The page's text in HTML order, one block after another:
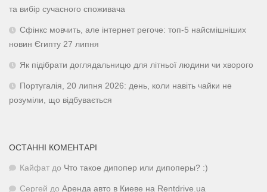
та вибір сучасного споживача
Сфінкс мовчить, але інтернет регоче: топ-5 найсмішніших
новин Єгипту 27 липня
Як підібрати доглядальницю для літньої людини чи хворого
Португалія, 20 липня 2026: день, коли навіть чайки не
розуміли, що відбувається
ОСТАННІ КОМЕНТАРІ
Кайфат до Что такое дипопер или дипоперы? :)
Сергей до Аренда авто в Киеве на Rentdrive.ua